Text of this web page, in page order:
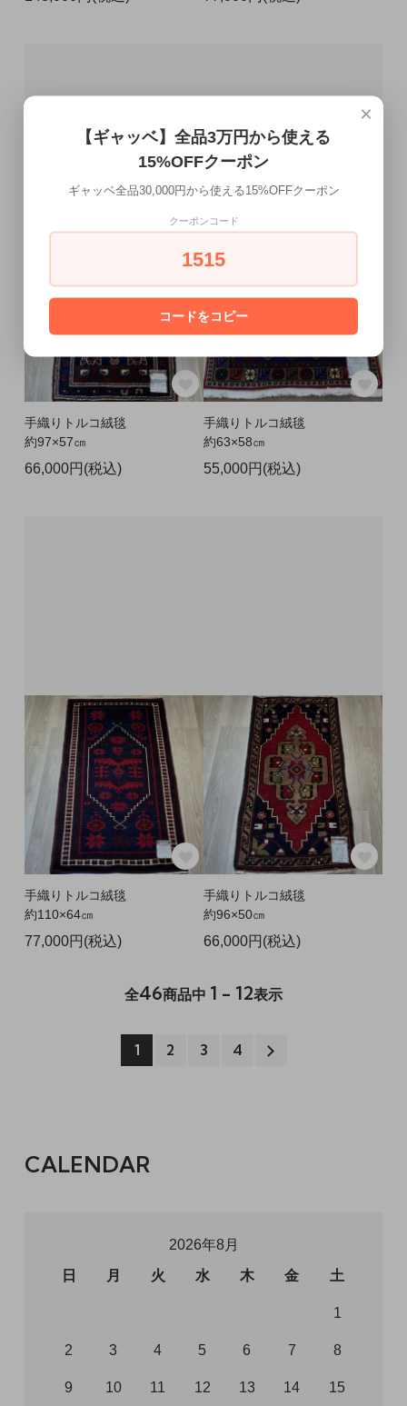
手織りトルコ絨毯
約97×57㎝
66,000円(税込)
手織りトルコ絨毯
約63×58㎝
55,000円(税込)
手織りトルコ絨毯
約110×64㎝
77,000円(税込)
手織りトルコ絨毯
約96×50㎝
66,000円(税込)
全46商品中 1 - 12表示
1 2 3 4
CALENDAR
2026年8月
日
月 火 水 木 金 土
1
2 3 4 5 6 7 8
9 10 11 12 13 14 15
×
【ギャッベ】全品3万円から使える
15%OFFクーポン
ギャッベ全品30,000円から使える15%OFFクーポン
クーポンコード
1515
コードをコピー